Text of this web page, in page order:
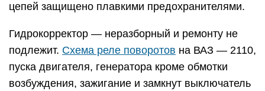
цепей защищено плавкими предохранителями.
Гидрокорректор — неразборный и ремонту не
подлежит. Схема реле поворотов на ВАЗ — 2110,
пуска двигателя, генератора кроме обмотки
возбуждения, зажигание и замкнут выключатель